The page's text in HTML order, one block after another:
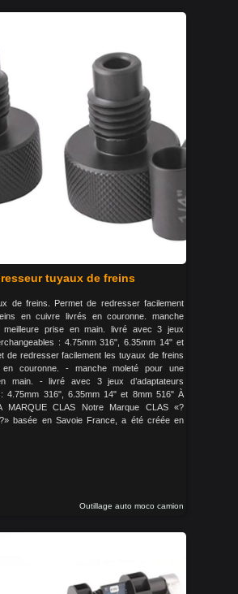
tuyaux de freins
de freins. Permet de redresser facilement
en cuivre livrés en couronne. manche
meilleure prise en main. livré avec 3 jeux
: 4.75mm 316", 6.35mm 14" et
de redresser facilement les tuyaux de freins
couronne. - manche moleté pour une
main. - livré avec 3 jeux d’adaptateurs
: 4.75mm 316", 6.35mm 14" et 8mm 516" À
MARQUE CLAS Notre Marque CLAS «?
basée en Savoie France, a été créée en
Outillage auto moco camion